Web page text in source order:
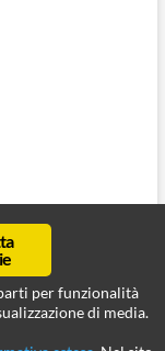
per funzionalità
di media.